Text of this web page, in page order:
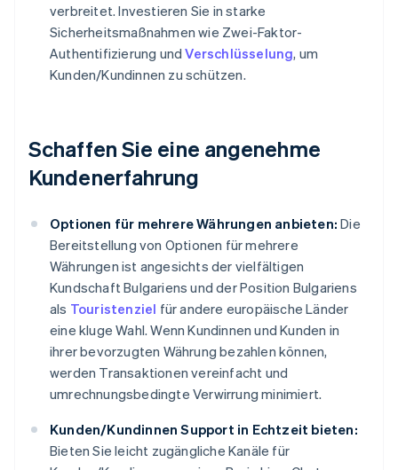
verbreitet. Investieren Sie in starke
Sicherheitsmaßnahmen wie Zwei-Faktor-
Authentifizierung undVerschlüsselung, um
Kunden/Kundinnen zu schützen.
Schaffen Sie eine angenehme
Kundenerfahrung
Optionen für mehrere Währungen anbieten: Die
Bereitstellung von Optionen für mehrere
Währungen ist angesichts der vielfältigen
Kundschaft Bulgariens und der Position Bulgariens
als Touristenziel für andere europäische Länder
eine kluge Wahl. Wenn Kundinnen und Kunden in
ihrer bevorzugten Währung bezahlen können,
werden Transaktionen vereinfacht und
umrechnungsbedingte Verwirrung minimiert.
Kunden/Kundinnen Support in Echtzeit bieten:
Bieten Sie leicht zugängliche Kanäle für